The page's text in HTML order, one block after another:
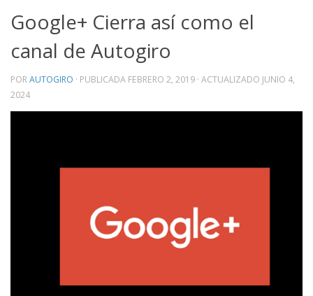
Google+ Cierra así como el
canal de Autogiro
PORAUTOGIRO · PUBLICADA FEBRERO 2, 2019 · ACTUALIZADO JUNIO 4,
2024